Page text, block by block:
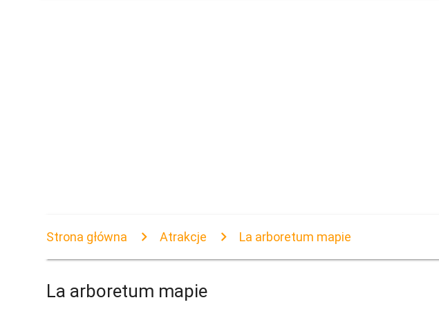
Strona główna Atrakcje La arboretum mapie
La arboretum mapie